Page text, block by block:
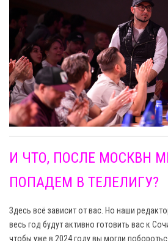
И ЧТО, ПОСЛЕ МОСКВН
ПОПАДЕМ В ТЕЛЕЛИГУ?
Здесь всё зависит от вас. Но наши
весь год будут активно готовить вас к
чтобы уже в 2024 году вы могли